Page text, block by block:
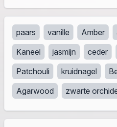
paars vanille Amber
Kaneel
jasmijn ceder
Patchouli
kruidnagel
Agarwood
zwarte